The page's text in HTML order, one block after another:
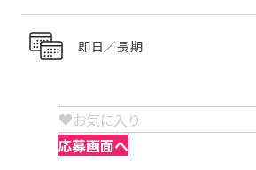
即日／長期
お気に入り
応募画面へ